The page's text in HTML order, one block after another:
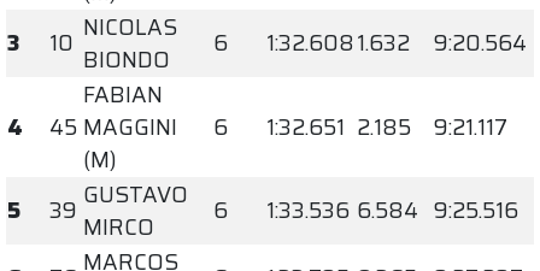
3 10 NICOLAS
BIONDO
6 1:32.6081.632 9:20.564
4 45
FABIAN
MAGGINI
(M)
6 1:32.651 2.185 9:21.117
5 39 GUSTAVO
MIRCO
6 1:33.536 6.584 9:25.516
MARCOS